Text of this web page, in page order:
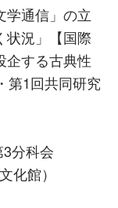
学通信」の立
状況」【国際
企する古典性
第1回共同研究
分科会
化館）